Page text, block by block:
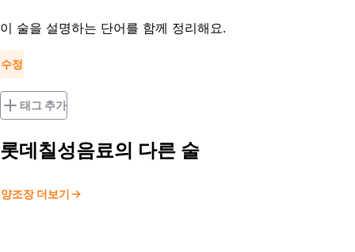
이 술을 설명하는 단어를 함께 정리해요.
수정
태그 추가
롯데칠성음료의 다른 술
양조장 더보기